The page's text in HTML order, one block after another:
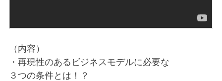
（内容）
・再現性のあるビジネスモデルに必要な
３つの条件とは！？